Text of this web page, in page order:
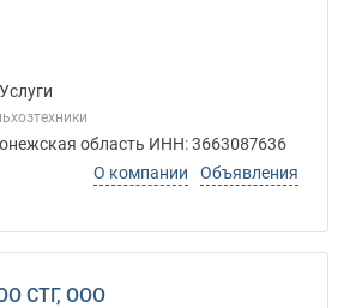
область ИНН: 3663087636
О компании
Объявления
СТГ, ООО